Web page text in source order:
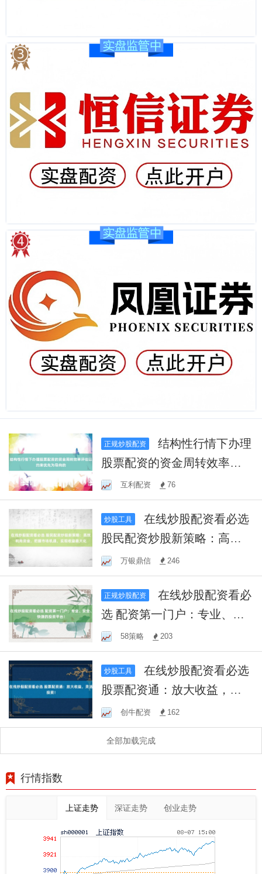
正规炒股配资
结构性行情下办理
股票配资的资金周转效率评
估以约束优先为导向的
互利配资 76
炒股工具
在线炒股配资看必选
股民配资炒股新策略：高效
利用资金，把握市场机遇，
实现收益最大化
万银鼎信 246
正规炒股配资
在线炒股配资看必
选 配资第一门户：专业、安
全、快捷的投资平台！
58策略 203
炒股工具
在线炒股配资看必选
股票配资通：放大收益，灵
活投资！
创牛配资 162
全部加载完成
行情指数
上证走势 深证走势 创业走势